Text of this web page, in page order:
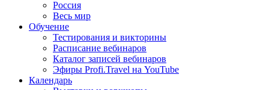
Россия
Весь мир
Обучение
Тестирования и викторины
Расписание вебинаров
Каталог записей вебинаров
Эфиры Profi.Travel на YouTube
Календарь